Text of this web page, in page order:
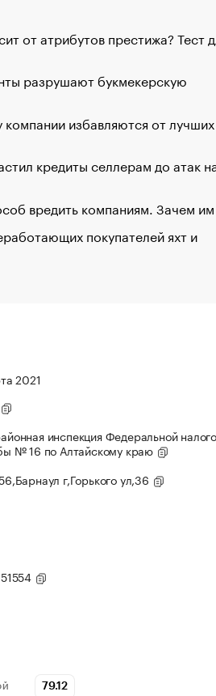
от атрибутов престижа? Тест
разрушают букмекерскую
избавляются от лучших
кредиты селлерам до атак
вредить компаниям. Зачем
покупателей яхт и
2021
инспекция Федеральной
№ 16 по Алтайскому краю
г,Горького ул,36
79.12